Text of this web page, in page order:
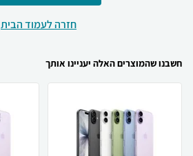
חזרה לעמוד הבית
חשבנו שהמוצרים האלה יעניינו אותך